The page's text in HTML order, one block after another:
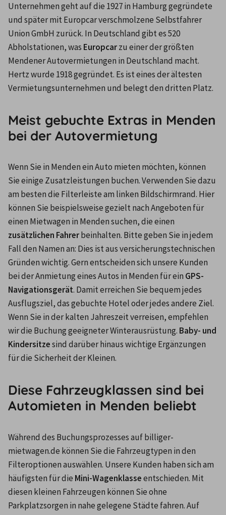
Unternehmen geht auf die 1927 in Hamburg gegründete
und später mit Europcar verschmolzene Selbstfahrer
Union GmbH zurück. In Deutschland gibt es 520
Abholstationen, was Europcar zu einer der größten
Mendener Autovermietungen in Deutschland macht.
Hertz wurde 1918 gegründet. Es ist eines der ältesten
Vermietungsunternehmen und belegt den dritten Platz.
Meist gebuchte Extras in Menden
bei der Autovermietung
Wenn Sie in Menden ein Auto mieten möchten, können
Sie einige Zusatzleistungen buchen. Verwenden Sie dazu
am besten die Filterleiste am linken Bildschirmrand. Hier
können Sie beispielsweise gezielt nach Angeboten für
zusätzlichen Fahrer beinhalten. Bitte geben Sie in jedem
Fall den Namen an: Dies ist aus versicherungstechnischen
Gründen wichtig. Gern entscheiden sich unsere Kunden
bei der Anmietung eines Autos in Menden für ein GPS-
Navigationsgerät. Damit erreichen Sie bequem jedes
Ausflugsziel, das gebuchte Hotel oder jedes andere Ziel.
Wenn Sie in der kalten Jahreszeit verreisen, empfehlen
wir die Buchung geeigneter Winterausrüstung. Baby- und
Kindersitze sind darüber hinaus wichtige Ergänzungen
für die Sicherheit der Kleinen.
Diese Fahrzeugklassen sind bei
Automieten in Menden beliebt
Während des Buchungsprozesses auf billiger-
mietwagen.de können Sie die Fahrzeugtypen in den
Filteroptionen auswählen. Unsere Kunden haben sich am
häufigsten für die Mini-Wagenklasse entschieden. Mit
diesen kleinen Fahrzeugen können Sie ohne
Parkplatzsorgen in nahe gelegene Städte fahren. Auf